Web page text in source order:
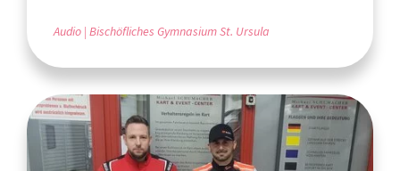
Audio Bischöfliches Gymnasium St. Ursula